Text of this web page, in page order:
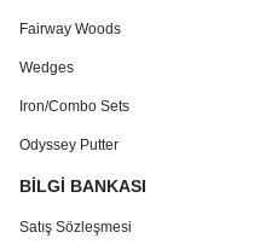
Fairway Woods
Wedges
Iron/Combo Sets
Odyssey Putter
BİLGİ BANKASI
Satış Sözleşmesi